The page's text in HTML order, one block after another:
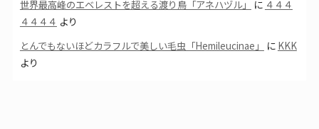
世界最高峰のエベレストを超える渡り鳥「アネハヅル」
に ４４４
４４４４ より
とんでもないほどカラフルで美しい毛虫「Hemileucinae」
に KKK
より